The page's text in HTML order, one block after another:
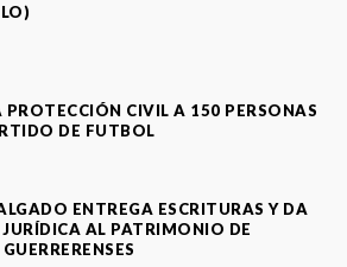
PROTECCIÓN CIVIL A 150 PERSONAS
DE FUTBOL
ENTREGA ESCRITURAS Y DA
AL PATRIMONIO DE